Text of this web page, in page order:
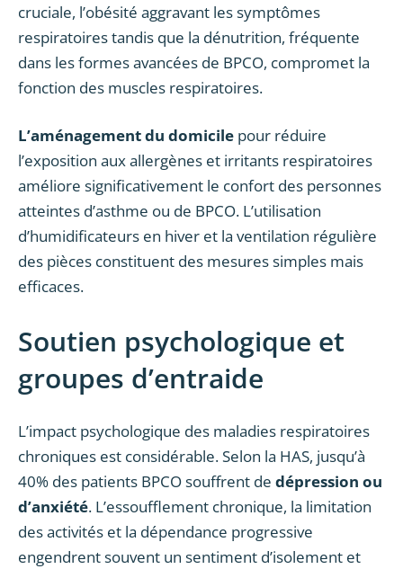
cruciale, l’obésité aggravant les symptômes
respiratoires tandis que la dénutrition, fréquente
dans les formes avancées de BPCO, compromet la
fonction des muscles respiratoires.
L’aménagement du domicile pour réduire
l’exposition aux allergènes et irritants respiratoires
améliore significativement le confort des personnes
atteintes d’asthme ou de BPCO. L’utilisation
d’humidificateurs en hiver et la ventilation régulière
des pièces constituent des mesures simples mais
efficaces.
Soutien psychologique et
groupes d’entraide
L’impact psychologique des maladies respiratoires
chroniques est considérable. Selon la HAS, jusqu’à
40% des patients BPCO souffrent de dépression ou
d’anxiété. L’essoufflement chronique, la limitation
des activités et la dépendance progressive
engendrent souvent un sentiment d’isolement et